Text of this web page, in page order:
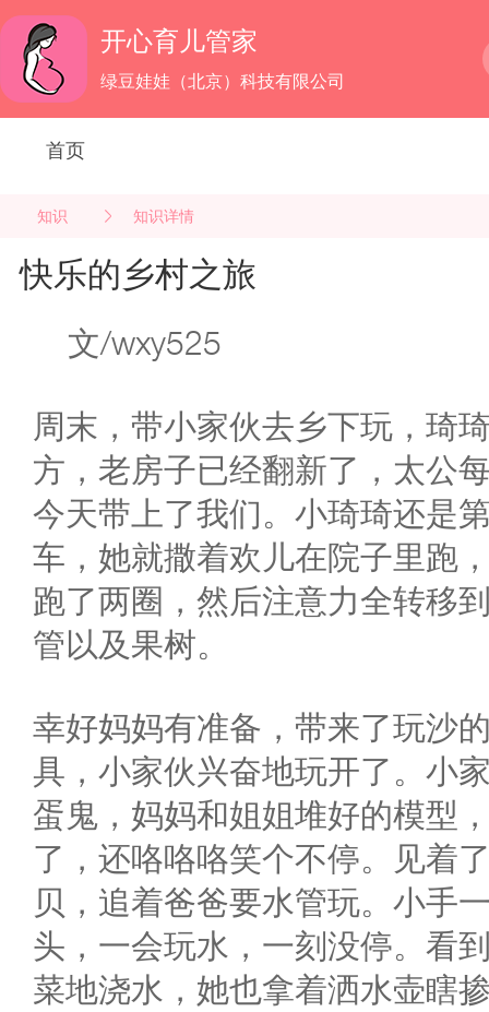
开心育儿管家
绿豆娃娃（北京）科技有限公司
首页
知识 知识详情
快乐的乡村之旅
文/wxy525
周末，带小家伙去乡下玩，琦
方，老房子已经翻新了，太公
今天带上了我们。小琦琦还是
车，她就撒着欢儿在院子里跑
跑了两圈，然后注意力全转移
管以及果树。
幸好妈妈有准备，带来了玩沙
具，小家伙兴奋地玩开了。小
蛋鬼，妈妈和姐姐堆好的模型
了，还咯咯咯笑个不停。见着
贝，追着爸爸要水管玩。小手
头，一会玩水，一刻没停。看
菜地浇水，她也拿着洒水壶瞎